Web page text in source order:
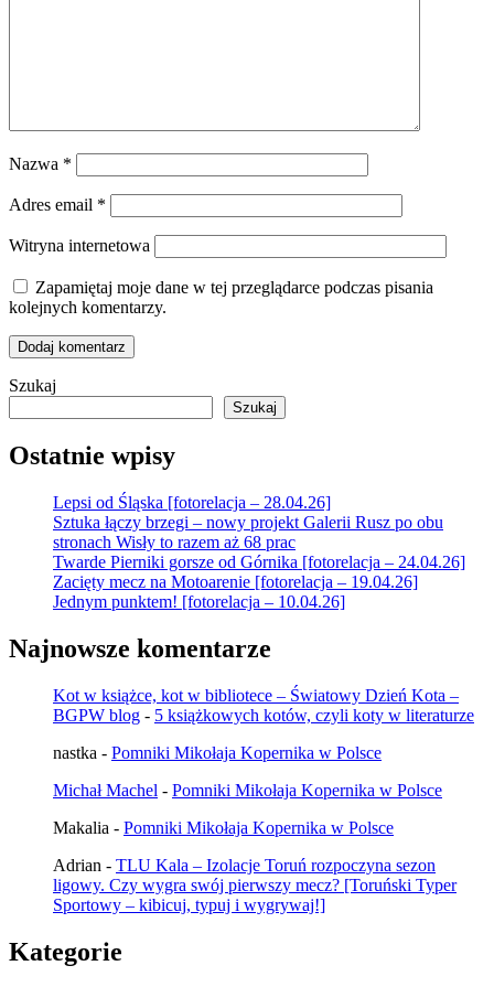
Nazwa *
Adres email *
Witryna internetowa
Zapamiętaj moje dane w tej przeglądarce podczas pisania
kolejnych komentarzy.
Szukaj
Szukaj
Ostatnie wpisy
Lepsi od Śląska [fotorelacja – 28.04.26]
Sztuka łączy brzegi – nowy projekt Galerii Rusz po obu
stronach Wisły to razem aż 68 prac
Twarde Pierniki gorsze od Górnika [fotorelacja – 24.04.26]
Zacięty mecz na Motoarenie [fotorelacja – 19.04.26]
Jednym punktem! [fotorelacja – 10.04.26]
Najnowsze komentarze
Kot w książce, kot w bibliotece – Światowy Dzień Kota –
BGPW blog - 5 książkowych kotów, czyli koty w literaturze
nastka - Pomniki Mikołaja Kopernika w Polsce
Michał Machel - Pomniki Mikołaja Kopernika w Polsce
Makalia - Pomniki Mikołaja Kopernika w Polsce
Adrian - TLU Kala – Izolacje Toruń rozpoczyna sezon
ligowy. Czy wygra swój pierwszy mecz? [Toruński Typer
Sportowy – kibicuj, typuj i wygrywaj!]
Kategorie